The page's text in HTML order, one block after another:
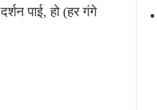
दर्शन पाई, हो (हर गंगे